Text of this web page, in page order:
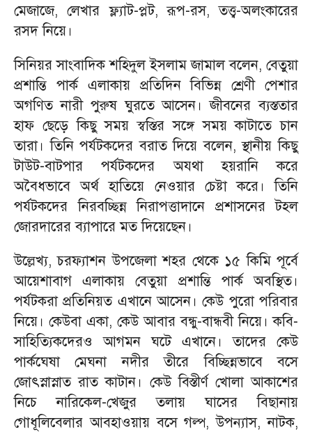
মেজাজে, লেখার ফ্ল্যাট-প্লট, রূপ-রস, তত্ত্ব-অলংকারের
রসদ নিয়ে।
সিনিয়র সাংবাদিক শহিদুল ইসলাম জামাল বলেন, বেতুয়া
প্রশান্তি পার্ক এলাকায় প্রতিদিন বিভিন্ন শ্রেণী পেশার
অগণিত নারী পুরুষ ঘুরতে আসেন। জীবনের ব্যস্ততার
হাফ ছেড়ে কিছু সময় স্বস্তির সঙ্গে সময় কাটাতে চান
তারা। তিনি পর্যটকদের বরাত দিয়ে বলেন, স্থানীয় কিছু
টাউট-বাটপার পর্যটকদের অযথা হয়রানি করে
অবৈধভাবে অর্থ হাতিয়ে নেওয়ার চেষ্টা করে। তিনি
পর্যটকদের নিরবচ্ছিন্ন নিরাপত্তাদানে প্রশাসনের টহল
জোরদারের ব্যাপারে মত দিয়েছেন।
উল্লেখ্য, চরফ্যাশন উপজেলা শহর থেকে ১৫ কিমি পূর্বে
আয়েশাবাগ এলাকায় বেতুয়া প্রশান্তি পার্ক অবস্থিত।
পর্যটকরা প্রতিনিয়ত এখানে আসেন। কেউ পুরো পরিবার
নিয়ে। কেউবা একা, কেউ আবার বন্ধু-বান্ধবী নিয়ে। কবি-
সাহিত্যিকদেরও আগমন ঘটে এখানে। তাদের কেউ
পার্কঘেষা মেঘনা নদীর তীরে বিচ্ছিন্নভাবে বসে
জোৎস্নাস্নাত রাত কাটান। কেউ বিস্তীর্ণ খোলা আকাশের
নিচে নারিকেল-খেজুর তলায় ঘাসের বিছানায়
গোধূলিবেলার আবহাওয়ায় বসে গল্প, উপন্যাস, নাটক,